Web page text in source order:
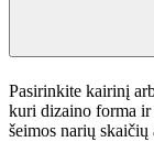
Pasirinkite kairinį
kuri dizaino forma ir
šeimos narių skaičių